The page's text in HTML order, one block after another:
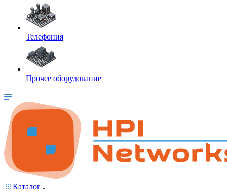
Телефония
Прочее оборудование
Каталог